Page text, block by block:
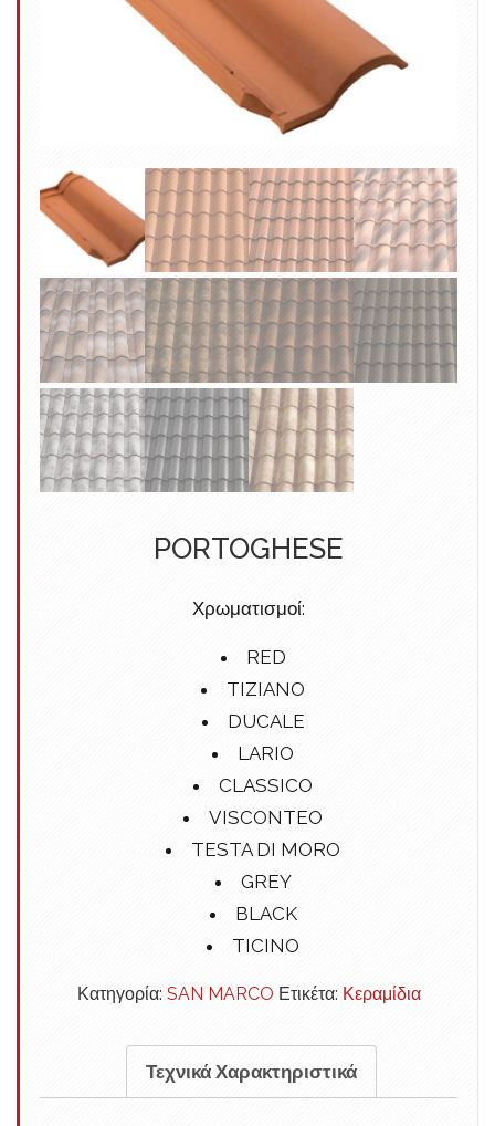
PORTOGHESE
Χρωματισμοί:
RED
TIZIANO
DUCALE
LARIO
CLASSICO
VISCONTEO
TESTA DI MORO
GREY
BLACK
TICINO
Κατηγορία: SAN MARCO Ετικέτα: Κεραμίδια
Τεχνικά Χαρακτηριστικά